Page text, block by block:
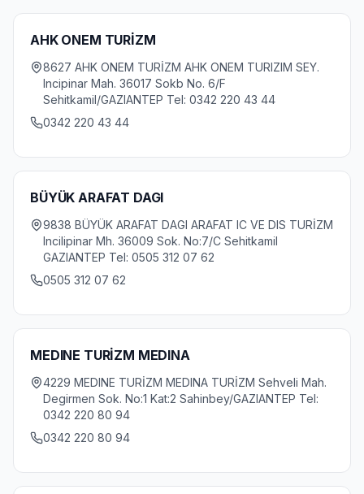
AHK ONEM TURİZM
8627 AHK ONEM TURİZM AHK ONEM TURIZIM SEY.
Incipinar Mah. 36017 Sokb No. 6/F
Sehitkamil/GAZIANTEP Tel: 0342 220 43 44
0342 220 43 44
BÜYÜK ARAFAT DAGI
9838 BÜYÜK ARAFAT DAGI ARAFAT IC VE DIS TURİZM
Incilipinar Mh. 36009 Sok. No:7/C Sehitkamil
GAZIANTEP Tel: 0505 312 07 62
0505 312 07 62
MEDINE TURİZM MEDINA
4229 MEDINE TURİZM MEDINA TURİZM Sehveli Mah.
Degirmen Sok. No:1 Kat:2 Sahinbey/GAZIANTEP Tel:
0342 220 80 94
0342 220 80 94